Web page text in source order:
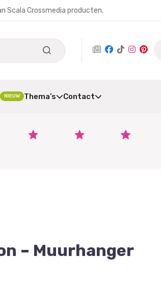
Scala Crossmedia producten.
NIEUW Thema’s Contact
– Muurhanger